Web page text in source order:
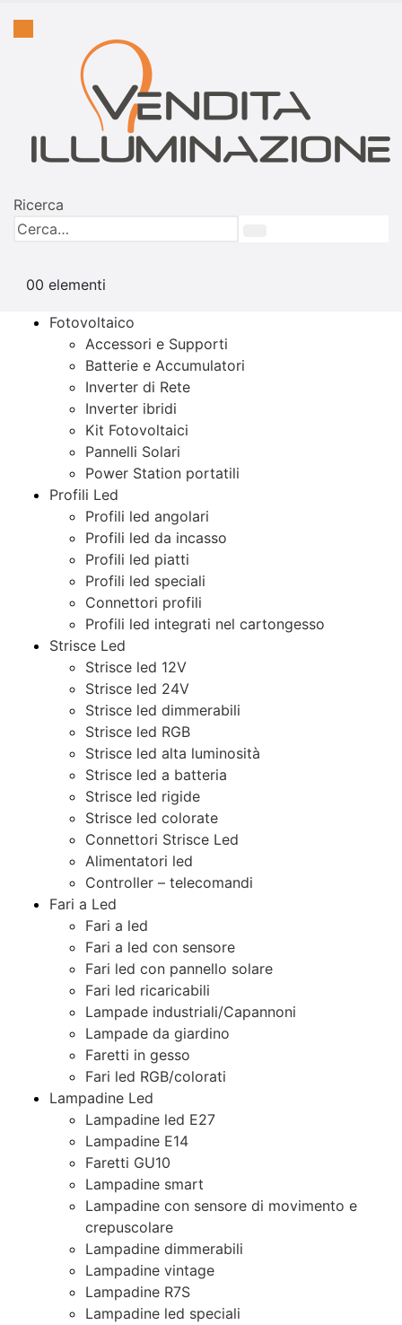
Ricerca
00 elementi
Fotovoltaico
Accessori e Supporti
Batterie e Accumulatori
Inverter di Rete
Inverter ibridi
Kit Fotovoltaici
Pannelli Solari
Power Station portatili
Profili Led
Profili led angolari
Profili led da incasso
Profili led piatti
Profili led speciali
Connettori profili
Profili led integrati nel cartongesso
Strisce Led
Strisce led 12V
Strisce led 24V
Strisce led dimmerabili
Strisce led RGB
Strisce led alta luminosità
Strisce led a batteria
Strisce led rigide
Strisce led colorate
Connettori Strisce Led
Alimentatori led
Controller – telecomandi
Fari a Led
Fari a led
Fari a led con sensore
Fari led con pannello solare
Fari led ricaricabili
Lampade industriali/Capannoni
Lampade da giardino
Faretti in gesso
Fari led RGB/colorati
Lampadine Led
Lampadine led E27
Lampadine E14
Faretti GU10
Lampadine smart
Lampadine con sensore di movimento e
crepuscolare
Lampadine dimmerabili
Lampadine vintage
Lampadine R7S
Lampadine led speciali